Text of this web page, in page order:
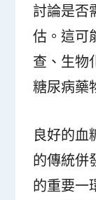
討論是否
估。這可
查、生物
糖尿病藥
良好的血
的傳統併
的重要一